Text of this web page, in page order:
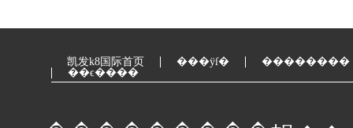
凯发k8国际首页 ���ÿſ�
��������
��ϵ����